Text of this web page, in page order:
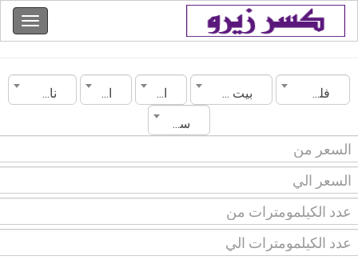
فلسطين بيت لحم الماركة الموديل
ناقل الحركة
سنة الصنع